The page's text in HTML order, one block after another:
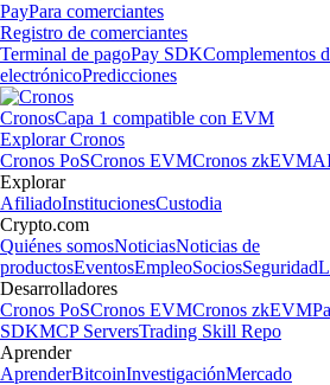
PayPara comerciantes
Registro de comerciantes
Terminal de pagoPay SDKComplementos
electrónicoPredicciones
CronosCapa 1 compatible con EVM
Explorar Cronos
Cronos PoSCronos EVMCronos zkEVM
Explorar
AfiliadoInstitucionesCustodia
Crypto.com
Quiénes somosNoticiasNoticias de
productosEventosEmpleoSociosSeguridad
Desarrolladores
Cronos PoSCronos EVMCronos zkEVM
SDKMCP ServersTrading Skill Repo
Aprender
AprenderBitcoinInvestigaciónMercado